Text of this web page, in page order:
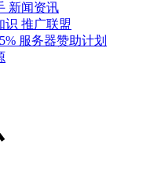
新闻资讯
识 推广联盟
服务器赞助计划